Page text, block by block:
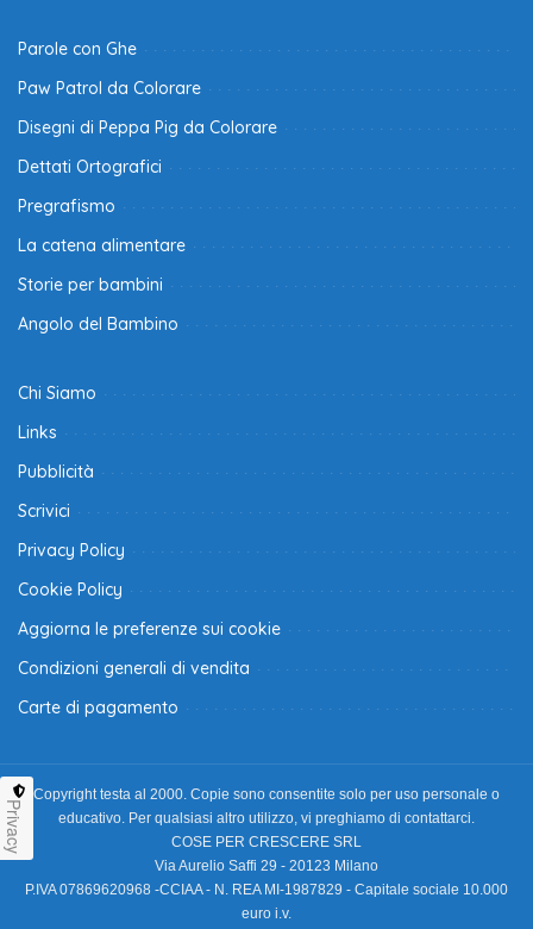
Parole con Ghe
Paw Patrol da Colorare
Disegni di Peppa Pig da Colorare
Dettati Ortografici
Pregrafismo
La catena alimentare
Storie per bambini
Angolo del Bambino
Chi Siamo
Links
Pubblicità
Scrivici
Privacy Policy
Cookie Policy
Aggiorna le preferenze sui cookie
Condizioni generali di vendita
Carte di pagamento
Copyright testa al 2000. Copie sono consentite solo per uso personale o
educativo. Per qualsiasi altro utilizzo, vi preghiamo di contattarci.
COSE PER CRESCERE SRL
Via Aurelio Saffi 29 - 20123 Milano
P.IVA 07869620968 -CCIAA - N. REA MI-1987829 - Capitale sociale 10.000
euro i.v.
Privacy